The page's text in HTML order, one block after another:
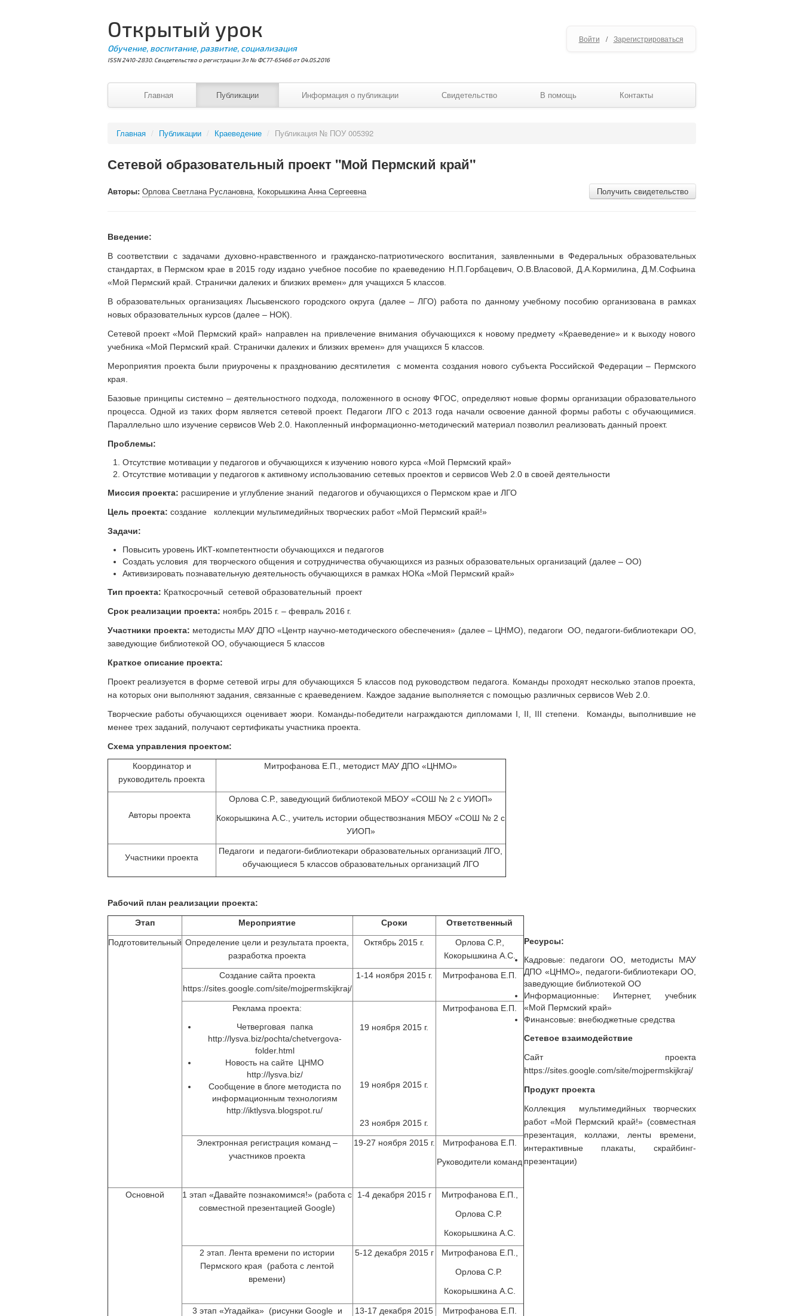
Открытый урок
Обучение, воспитание, развитие, социализация
ISSN 2410-2830. Свидетельство о регистрации Эл № ФС77-65466 от 04.05.2016
Войти / Зарегистрироваться
Главная Публикации Информация о публикации Свидетельство В помощь Контакты
Главная / Публикации / Краеведение / Публикация № ПОУ 005392
Сетевой образовательный проект "Мой Пермский край"
Получить свидетельство
Авторы: Орлова Светлана Руслановна, Кокорышкина Анна Сергеевна
Введение:
В соответствии с задачами духовно-нравственного и гражданско-патриотического воспитания, заявленными в Федеральных образовательных
стандартах, в Пермском крае в 2015 году издано учебное пособие по краеведению Н.П.Горбацевич, О.В.Власовой, Д.А.Кормилина, Д.М.Софьина
«Мой Пермский край. Странички далеких и близких времен» для учащихся 5 классов.
В образовательных организациях Лысьвенского городского округа (далее – ЛГО) работа по данному учебному пособию организована в рамках
новых образовательных курсов (далее – НОК).
Сетевой проект «Мой Пермский край» направлен на привлечение внимания обучающихся к новому предмету «Краеведение» и к выходу нового
учебника «Мой Пермский край. Странички далеких и близких времен» для учащихся 5 классов.
Мероприятия проекта были приурочены к празднованию десятилетия с момента создания нового субъекта Российской Федерации – Пермского
края.
Базовые принципы системно – деятельностного подхода, положенного в основу ФГОС, определяют новые формы организации образовательного
процесса. Одной из таких форм является сетевой проект. Педагоги ЛГО с 2013 года начали освоение данной формы работы с обучающимися.
Параллельно шло изучение сервисов Web 2.0. Накопленный информационно-методический материал позволил реализовать данный проект.
Проблемы:
Отсутствие мотивации у педагогов и обучающихся к изучению нового курса «Мой Пермский край»
Отсутствие мотивации у педагогов к активному использованию сетевых проектов и сервисов Web 2.0 в своей деятельности
Миссия проекта: расширение и углубление знаний педагогов и обучающихся о Пермском крае и ЛГО
Цель проекта: создание коллекции мультимедийных творческих работ «Мой Пермский край!»
Задачи:
Повысить уровень ИКТ-компетентности обучающихся и педагогов
Создать условия для творческого общения и сотрудничества обучающихся из разных образовательных организаций (далее – ОО)
Активизировать познавательную деятельность обучающихся в рамках НОКа «Мой Пермский край»
Тип проекта: Краткосрочный сетевой образовательный проект
Срок реализации проекта: ноябрь 2015 г. – февраль 2016 г.
Участники проекта: методисты МАУ ДПО «Центр научно-методического обеспечения» (далее – ЦНМО), педагоги ОО, педагоги-библиотекари ОО,
заведующие библиотекой ОО, обучающиеся 5 классов
Краткое описание проекта:
Проект реализуется в форме сетевой игры для обучающихся 5 классов под руководством педагога. Команды проходят несколько этапов проекта,
на которых они выполняют задания, связанные с краеведением. Каждое задание выполняется с помощью различных сервисов Web 2.0.
Творческие работы обучающихся оценивает жюри. Команды-победители награждаются дипломами I, II, III степени. Команды, выполнившие не
менее трех заданий, получают сертификаты участника проекта.
Схема управления проектом:
Координатор и
руководитель проекта
Митрофанова Е.П., методист МАУ ДПО «ЦНМО»
Авторы проекта
Орлова С.Р., заведующий библиотекой МБОУ «СОШ № 2 с УИОП»
Кокорышкина А.С., учитель истории обществознания МБОУ «СОШ № 2 с
УИОП»
Участники проекта
Педагоги и педагоги-библиотекари образовательных организаций ЛГО,
обучающиеся 5 классов образовательных организаций ЛГО
Рабочий план реализации проекта:
Этап Мероприятие Сроки Ответственный
Подготовительный Определение цели и результата проекта,
разработка проекта
Октябрь 2015 г.
Орлова С.Р.,
Кокорышкина А.С.
Создание сайта проекта
https://sites.google.com/site/mojpermskijkraj/
1-14 ноября 2015 г. Митрофанова Е.П.
Реклама проекта:
Четверговая папка
http://lysva.biz/pochta/chetvergova-
folder.html
Новость на сайте ЦНМО
http://lysva.biz/
Сообщение в блоге методиста по
информационным технологиям
http://iktlysva.blogspot.ru/
19 ноября 2015 г.
19 ноября 2015 г.
23 ноября 2015 г.
Митрофанова Е.П.
Электронная регистрация команд –
участников проекта
19-27 ноября 2015 г.
Митрофанова Е.П.
Руководители команд
Основной
1 этап «Давайте познакомимся!» (работа с
совместной презентацией Google)
1-4 декабря 2015 г
Митрофанова Е.П.,
Орлова С.Р.
Кокорышкина А.С.
2 этап. Лента времени по истории
Пермского края (работа с лентой
времени)
5-12 декабря 2015 г
Митрофанова Е.П.,
Орлова С.Р.
Кокорышкина А.С.
3 этап «Угадайка» (рисунки Google и
13-17 декабря 2015
Митрофанова Е.П.
Ресурсы:
Кадровые: педагоги ОО, методисты МАУ
ДПО «ЦНМО», педагоги-библиотекари ОО,
заведующие библиотекой ОО
Информационные: Интернет, учебник
«Мой Пермский край»
Финансовые: внебюджетные средства
Сетевое взаимодействие
Сайт проекта
https://sites.google.com/site/mojpermskijkraj/
Продукт проекта
Коллекция мультимедийных творческих
работ «Мой Пермский край!» (совместная
презентация, коллажи, ленты времени,
интерактивные плакаты, скрайбинг-
презентации)